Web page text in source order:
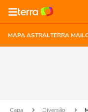
MAPA ASTRALTERRA MAIL
Capa Diversão